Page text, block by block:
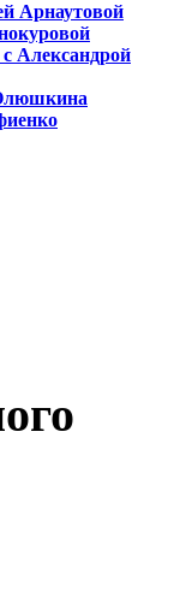
Арнаутовой
Александрой